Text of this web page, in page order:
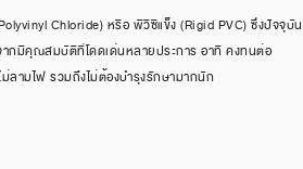
Chloride) หรือ พีวีซีแข็ง (Rigid PVC) ซึ่งปัจจุบัน
ากมีคุณสมบัติที่โดดเด่นหลายประการ อาทิ คงทนต่อ
ลามไฟ รวมถึงไม่ต้องบำรุงรักษามากนัก